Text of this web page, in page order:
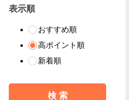
表示順
おすすめ順
高ポイント順
新着順